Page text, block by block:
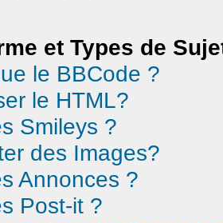
et Types de
le BBCode ?
le HTML?
Smileys ?
des Images?
Annonces ?
Post-it ?